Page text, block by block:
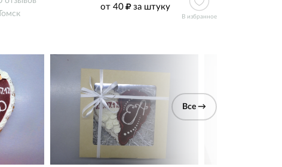
Томск
от 40 за штуку
В избранное
Все →